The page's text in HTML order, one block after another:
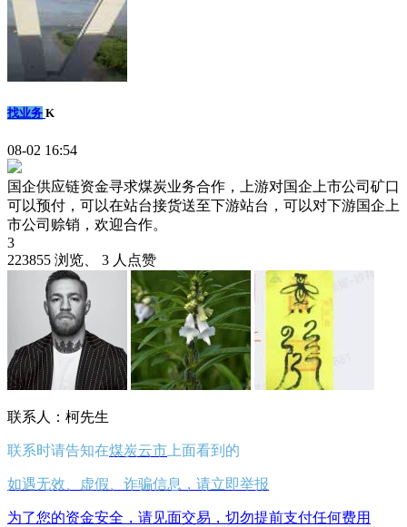
找业务 K
08-02 16:54
国企供应链资金寻求煤炭业务合作，上游对国企上市公司矿口
可以预付，可以在站台接货送至下游站台，可以对下游国企上
市公司赊销，欢迎合作。
3
223855 浏览、 3 人点赞
联系人：柯先生
联系时请告知在煤炭云市 上面看到的
如遇无效、虚假、诈骗信息，请立即举报
为了您的资金安全，请见面交易，切勿提前支付任何费用